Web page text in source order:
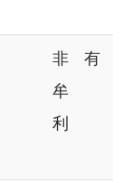
非
牟
利
有